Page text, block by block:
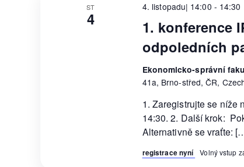
ST
4
1. konference
odpoledních
4. listopadu| 14:00 - 14:30
Ekonomicko-správní
41a, Brno-střed, ČR,
1. Zaregistrujte se níže
14:30. 2. Další krok:
Alternativně se vraťte:
registrace nyní Volný vstup